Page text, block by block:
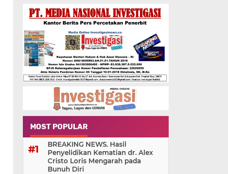
MOST POPULAR
BREAKING NEWS. Hasil
Penyelidikan Kematian dr. Alex
Cristo Loris Mengarah pada
Bunuh Diri